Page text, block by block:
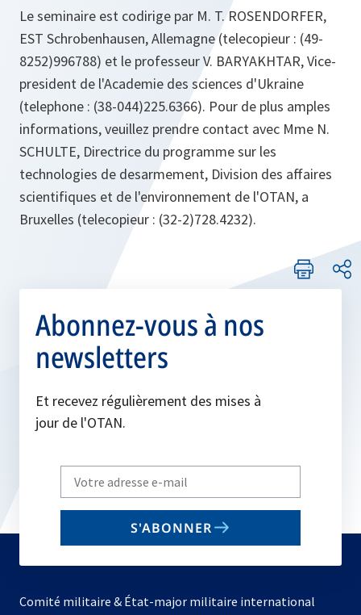
Le seminaire est codirige par M. T. ROSENDORFER,
EST Schrobenhausen, Allemagne (telecopieur : (49-
8252)996788) et le professeur V. BARYAKHTAR, Vice-
president de l'Academie des sciences d'Ukraine
(telephone : (38-044)225.6366). Pour de plus amples
informations, veuillez prendre contact avec Mme N.
SCHULTE, Directrice du programme sur les
technologies de desarmement, Division des affaires
scientifiques et de l'environnement de l'OTAN, a
Bruxelles (telecopieur : (32-2)728.4232).
Abonnez-vous à nos
newsletters
Et recevez régulièrement des mises à
jour de l'OTAN.
Write
your
email
S'ABONNER
Comité militaire & État-major militaire international